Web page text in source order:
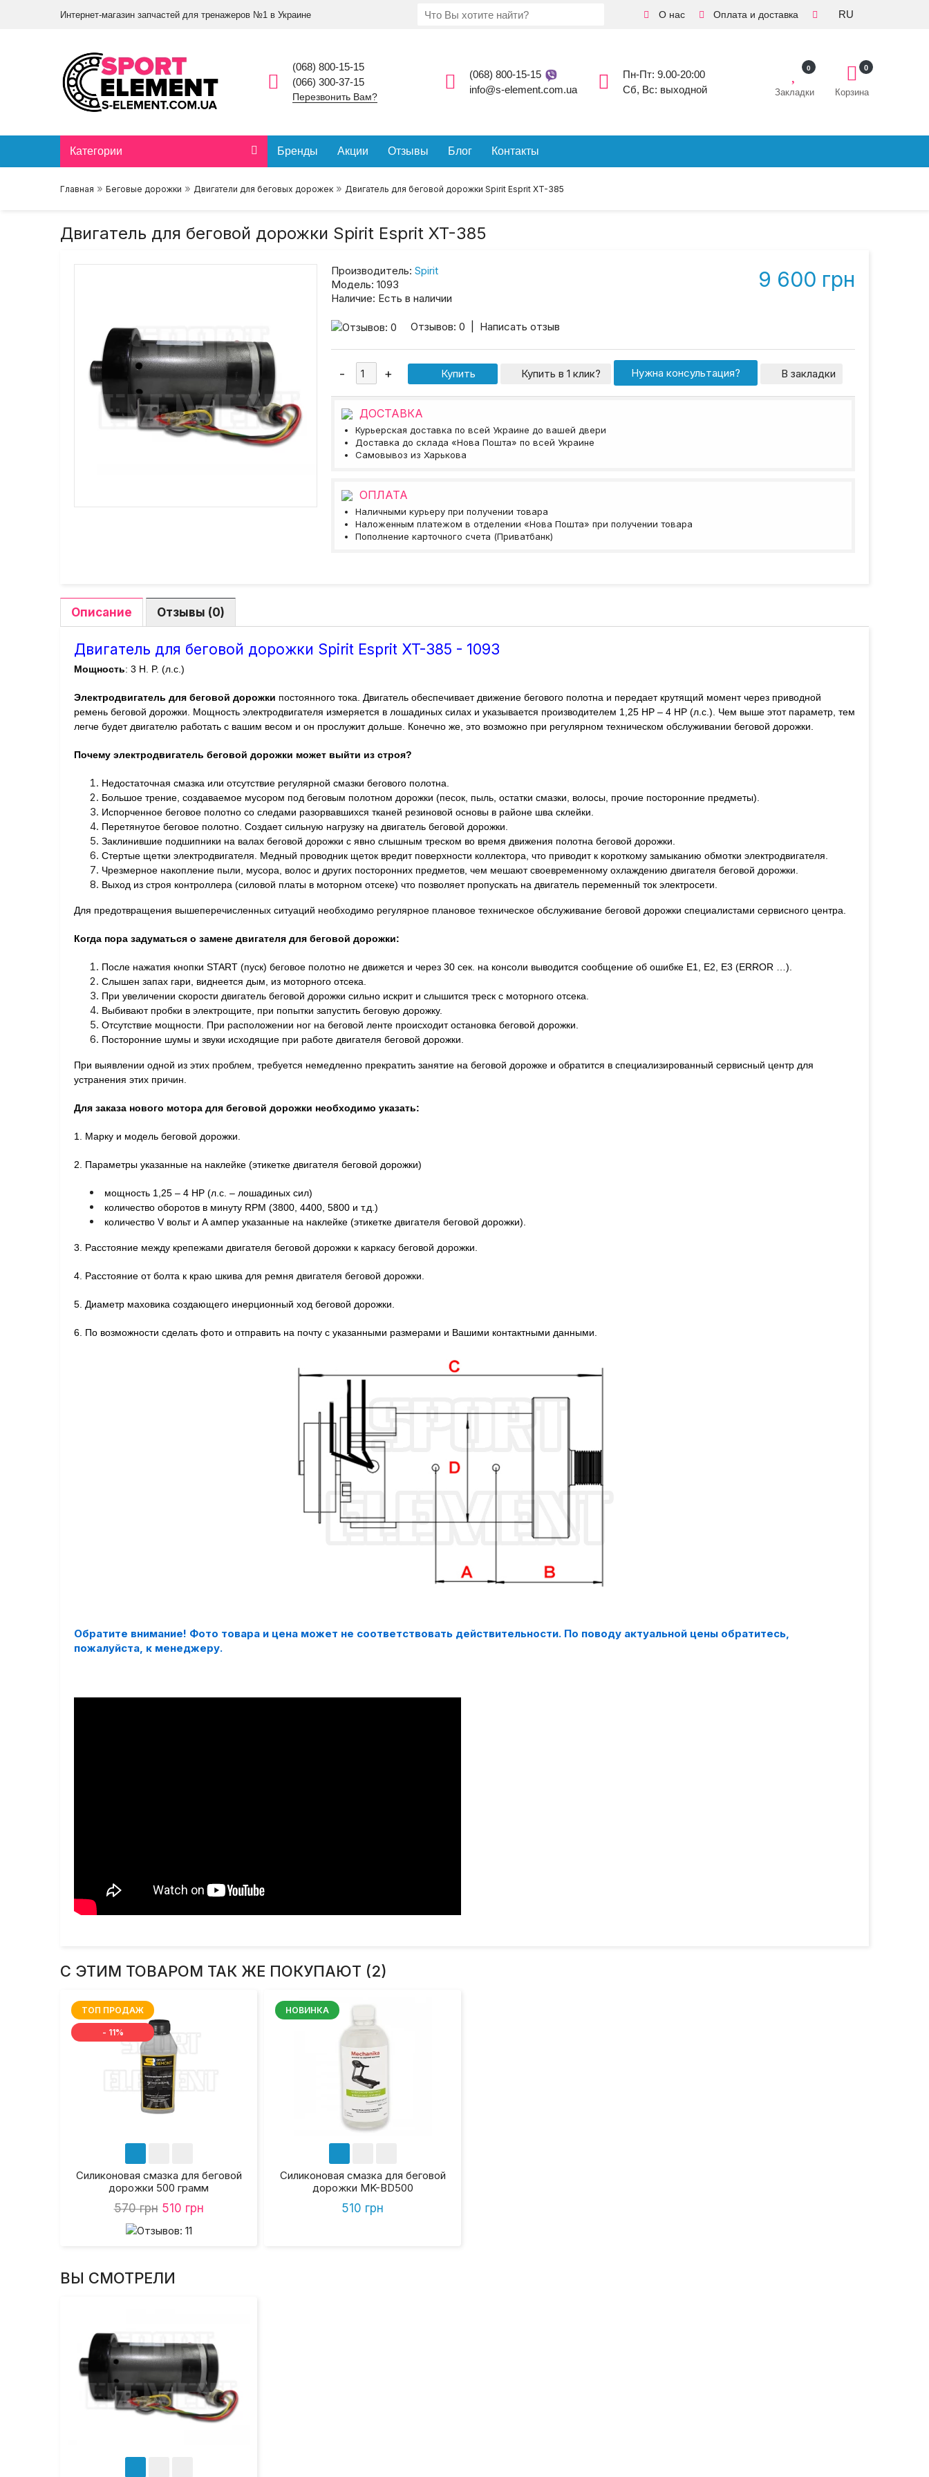
Интернет-магазин запчастей для тренажеров №1 в Украине О нас Оплата и доставка RU
(068) 800-15-15
(066) 300-37-15
Перезвонить Вам?
(068) 800-15-15
info@s-element.com.ua
Пн-Пт: 9.00-20:00
Сб, Вс: выходной
Закладки
0
Корзина
0
Категории Бренды Акции Отзывы Блог Контакты
Главная » Беговые дорожки » Двигатели для беговых дорожек » Двигатель для беговой дорожки Spirit Esprit XT-385
Двигатель для беговой дорожки Spirit Esprit XT-385
9 600 грн
Производитель: Spirit
Модель: 1093
Наличие: Есть в наличии
Отзывов: 0 Написать отзыв
Купить в 1 клик? Нужна консультация? В закладки
ДОСТАВКА
Курьерская доставка по всей Украине до вашей двери
Доставка до склада «Нова Пошта» по всей Украине
Самовывоз из Харькова
ОПЛАТА
Наличными курьеру при получении товара
Наложенным платежом в отделении «Нова Пошта» при получении товара
Пополнение карточного счета (Приватбанк)
Описание Отзывы (0)
Двигатель для беговой дорожки Spirit Esprit XT-385 - 1093
Мощность: 3 H. P. (л.с.)
Электродвигатель для беговой дорожки постоянного тока. Двигатель обеспечивает движение бегового полотна и передает крутящий момент через приводной
ремень беговой дорожки. Мощность электродвигателя измеряется в лошадиных силах и указывается производителем 1,25 HP – 4 HP (л.с.). Чем выше этот параметр, тем
легче будет двигателю работать с вашим весом и он прослужит дольше. Конечно же, это возможно при регулярном техническом обслуживании беговой дорожки.
Почему электродвигатель беговой дорожки может выйти из строя?
Недостаточная смазка или отсутствие регулярной смазки бегового полотна.
Большое трение, создаваемое мусором под беговым полотном дорожки (песок, пыль, остатки смазки, волосы, прочие посторонние предметы).
Испорченное беговое полотно со следами разорвавшихся тканей резиновой основы в районе шва склейки.
Перетянутое беговое полотно. Создает сильную нагрузку на двигатель беговой дорожки.
Заклинившие подшипники на валах беговой дорожки с явно слышным треском во время движения полотна беговой дорожки.
Стертые щетки электродвигателя. Медный проводник щеток вредит поверхности коллектора, что приводит к короткому замыканию обмотки электродвигателя.
Чрезмерное накопление пыли, мусора, волос и других посторонних предметов, чем мешают своевременному охлаждению двигателя беговой дорожки.
Выход из строя контроллера (силовой платы в моторном отсеке) что позволяет пропускать на двигатель переменный ток электросети.
Для предотвращения вышеперечисленных ситуаций необходимо регулярное плановое техническое обслуживание беговой дорожки специалистами сервисного центра.
Когда пора задуматься о замене двигателя для беговой дорожки:
После нажатия кнопки START (пуск) беговое полотно не движется и через 30 сек. на консоли выводится сообщение об ошибке E1, E2, E3 (ERROR …).
Слышен запах гари, виднеется дым, из моторного отсека.
При увеличении скорости двигатель беговой дорожки сильно искрит и слышится треск с моторного отсека.
Выбивают пробки в электрощите, при попытки запустить беговую дорожку.
Отсутствие мощности. При расположении ног на беговой ленте происходит остановка беговой дорожки.
Посторонние шумы и звуки исходящие при работе двигателя беговой дорожки.
При выявлении одной из этих проблем, требуется немедленно прекратить занятие на беговой дорожке и обратится в специализированный сервисный центр для
устранения этих причин.
Для заказа нового мотора для беговой дорожки необходимо указать:
1. Марку и модель беговой дорожки.
2. Параметры указанные на наклейке (этикетке двигателя беговой дорожки)
мощность 1,25 – 4 HP (л.с. – лошадиных сил)
количество оборотов в минуту RPM (3800, 4400, 5800 и т.д.)
количество V вольт и A ампер указанные на наклейке (этикетке двигателя беговой дорожки).
3. Расстояние между крепежами двигателя беговой дорожки к каркасу беговой дорожки.
4. Расстояние от болта к краю шкива для ремня двигателя беговой дорожки.
5. Диаметр маховика создающего инерционный ход беговой дорожки.
6. По возможности сделать фото и отправить на почту с указанными размерами и Вашими контактными данными.
Обратите внимание! Фото товара и цена может не соответствовать действительности. По поводу актуальной цены обратитесь,
пожалуйста, к менеджеру.
С ЭТИМ ТОВАРОМ ТАК ЖЕ ПОКУПАЮТ (2)
ТОП ПРОДАЖ
- 11%
Силиконовая смазка для беговой
дорожки 500 грамм
570 грн 510 грн
НОВИНКА
Силиконовая смазка для беговой
дорожки MK-BD500
510 грн
ВЫ СМОТРЕЛИ